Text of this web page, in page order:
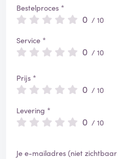
Bestelproces *
0 / 10
Service *
0 / 10
Prijs *
0 / 10
Levering *
0 / 10
Je e-mailadres (niet